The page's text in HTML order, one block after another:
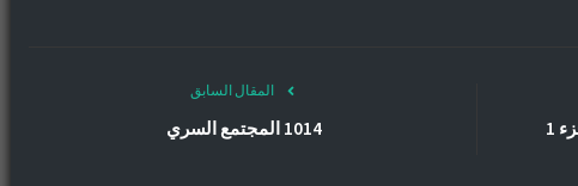
المقال السابق
1014 المجتمع السري